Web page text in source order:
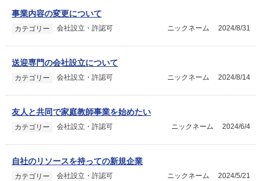
事業内容の変更について
カテゴリー 会社設立・許認可 2024/8/31
ニックネーム
送迎専門の会社設立について
カテゴリー 会社設立・許認可 2024/8/14
ニックネーム
友人と共同で家庭教師事業を始めたい
カテゴリー 会社設立・許認可 2024/6/4
ニックネーム
自社のリソースを持っての新規企業
カテゴリー 会社設立・許認可 2024/5/21
ニックネーム